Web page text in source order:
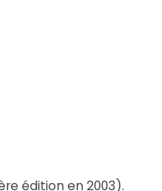
édition en 2003).